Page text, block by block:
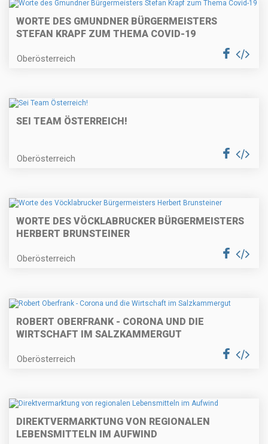
WORTE DES GMUNDNER BÜRGERMEISTERS
STEFAN KRAPF ZUM THEMA COVID-19
Oberösterreich
SEI TEAM ÖSTERREICH!
Oberösterreich
WORTE DES VÖCKLABRUCKER BÜRGERMEISTERS
HERBERT BRUNSTEINER
Oberösterreich
ROBERT OBERFRANK - CORONA UND DIE
WIRTSCHAFT IM SALZKAMMERGUT
Oberösterreich
DIREKTVERMARKTUNG VON REGIONALEN
LEBENSMITTELN IM AUFWIND